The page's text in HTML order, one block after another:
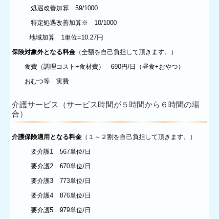
処遇改善加算 59/1000
特定処遇改善加算※ 10/1000
地域加算 1単位=10.27円
保険対象外となる料金 （全額を自己負担して頂きます。）
食費（調理コスト+食材費） 690円/日（昼食+おやつ）
おむつ等 実費
介護サービス（サービス時間が５時間から６時間の場
合）
介護保険適用となる料金 （１～２割を自己負担して頂きます。）
要介護1 567単位/日
要介護2 670単位/日
要介護3 773単位/日
要介護4 876単位/日
要介護5 979単位/日